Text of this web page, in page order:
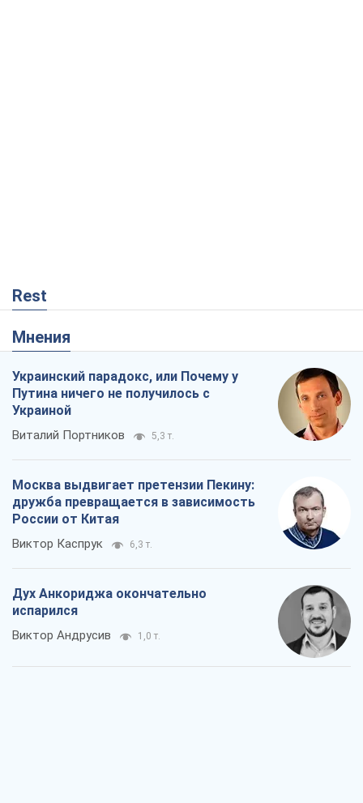
Rest
Мнения
Украинский парадокс, или Почему у
Путина ничего не получилось с
Украиной
Виталий Портников 5,3 т.
Москва выдвигает претензии Пекину:
дружба превращается в зависимость
России от Китая
Виктор Каспрук 6,3 т.
Дух Анкориджа окончательно
испарился
Виктор Андрусив 1,0 т.